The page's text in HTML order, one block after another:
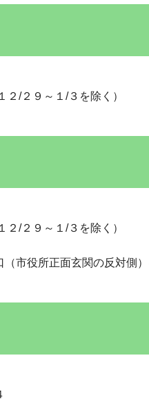
/２９～１/３を除く）
/２９～１/３を除く）
市役所正面玄関の反対側